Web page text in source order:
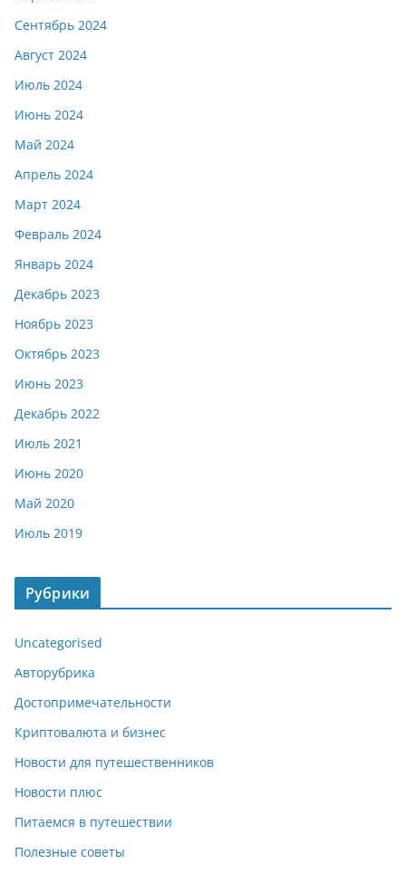
Сентябрь 2024
Август 2024
Июль 2024
Июнь 2024
Май 2024
Апрель 2024
Март 2024
Февраль 2024
Январь 2024
Декабрь 2023
Ноябрь 2023
Октябрь 2023
Июнь 2023
Декабрь 2022
Июль 2021
Июнь 2020
Май 2020
Июль 2019
Рубрики
Uncategorised
Авторубрика
Достопримечательности
Криптовалюта и бизнес
Новости для путешественников
Новости плюс
Питаемся в путешествии
Полезные советы